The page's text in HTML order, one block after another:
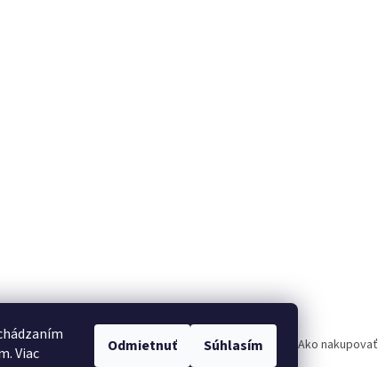
Viac
Odmietnuť Súhlasím
formulár Formulár na odstúpenie od zmluvy Ako nakupovať